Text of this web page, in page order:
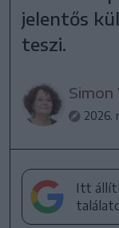
jelentős
teszi.
Simon
2026.
Itt